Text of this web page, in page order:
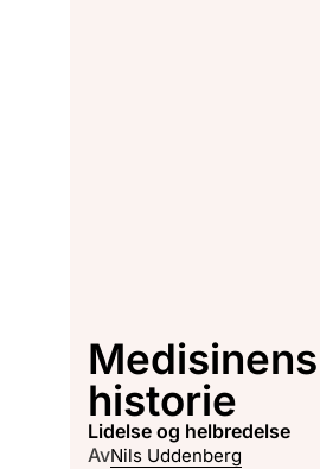
Medisinens
historie
lidelse og helbredelse
AvNils Uddenberg